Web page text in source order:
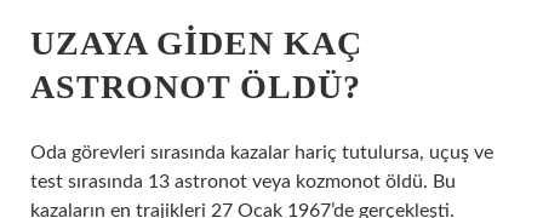
UZAYA GIDEN KAÇ
ASTRONOT ÖLDÜ?
Oda görevleri sırasında kazalar hariç tutulursa, uçuş ve
test sırasında 13 astronot veya kozmonot öldü. Bu
kazaların en trajikleri 27 Ocak 1967’de gerçekleşti.